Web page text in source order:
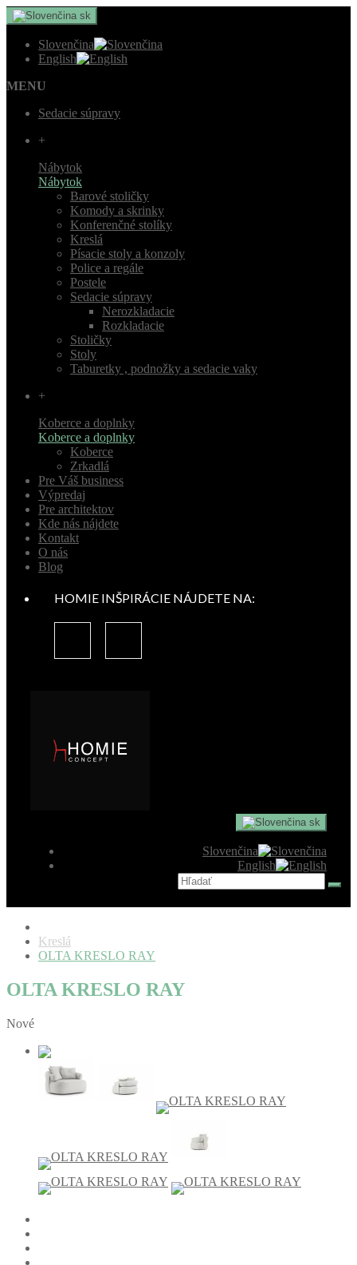
sk
Slovenčina
English
MENU
Sedacie súpravy
+
Nábytok
Nábytok
Barové stoličky
Komody a skrinky
Konferenčné stolíky
Kreslá
Písacie stoly a konzoly
Police a regále
Postele
Sedacie súpravy
Nerozkladacie
Rozkladacie
Stoličky
Stoly
Taburetky , podnožky a sedacie vaky
+
Koberce a doplnky
Koberce a doplnky
Koberce
Zrkadlá
Pre Váš business
Výpredaj
Pre architektov
Kde nás nájdete
Kontakt
O nás
Blog
HOMIE INŠPIRÁCIE NÁJDETE NA:
sk
Slovenčina
English
Kreslá
OLTA KRESLO RAY
OLTA KRESLO RAY
Nové